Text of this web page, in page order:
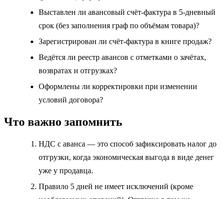
Выставлен ли авансовый счёт‑фактура в 5‑дневный
срок (без заполнения граф по объёмам товара)?
Зарегистрирован ли счёт-фактура в книге продаж?
Ведётся ли реестр авансов с отметками о зачётах,
возвратах и отгрузках?
Оформлены ли корректировки при изменении
условий договора?
Что важно запомнить
НДС с аванса — это способ зафиксировать налог до
отгрузки, когда экономическая выгода в виде денег
уже у продавца.
Правило 5 дней не имеет исключений (кроме